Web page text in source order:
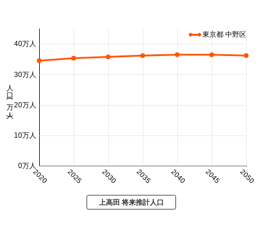
2020 2025 2030 2035 2040 2045 2050
0万人
10万人
20万人
30万人
40万人
人口 (万人)
東京都 中野区
上高田 将来推計人口